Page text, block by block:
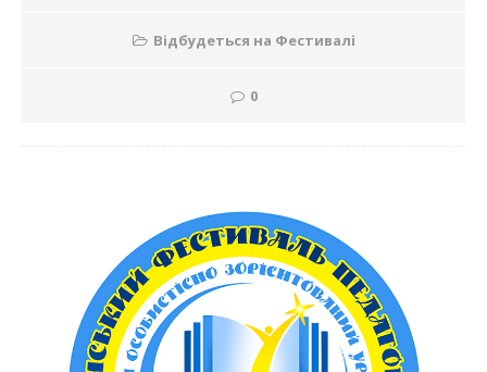
Відбудеться на Фестивалі
0